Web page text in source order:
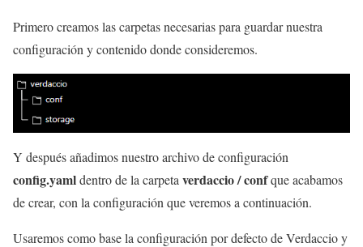
Primero creamos las carpetas necesarias para guardar nuestra
configuración y contenido donde consideremos.
Y después añadimos nuestro archivo de configuración
config.yamldentro de la carpeta verdaccio / confque acabamos
de crear, con la configuración que veremos a continuación.
Usaremos como base la configuración por defecto de Verdaccio y